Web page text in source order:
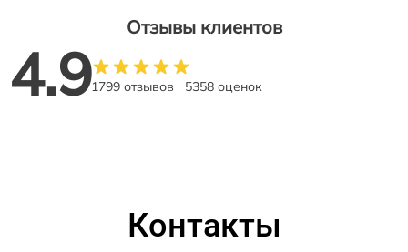
Отзывы клиентов
4.91799 отзывов 5358 оценок
Контакты